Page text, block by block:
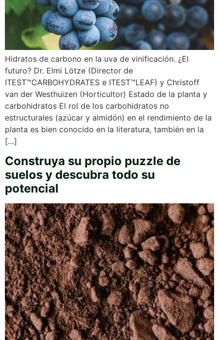
Hidratos de carbono en la uva de vinificación. ¿El
futuro? Dr. Elmi Lötze (Director de
ITEST™CARBOHYDRATES e ITEST™LEAF) y Christoff
van der Westhuizen (Horticultor) Estado de la planta y
carbohidratos El rol de los carbohidratos no
estructurales (azúcar y almidón) en el rendimiento de la
planta es bien conocido en la literatura, también en la
[…]
Construya su propio puzzle de
suelos y descubra todo su
potencial